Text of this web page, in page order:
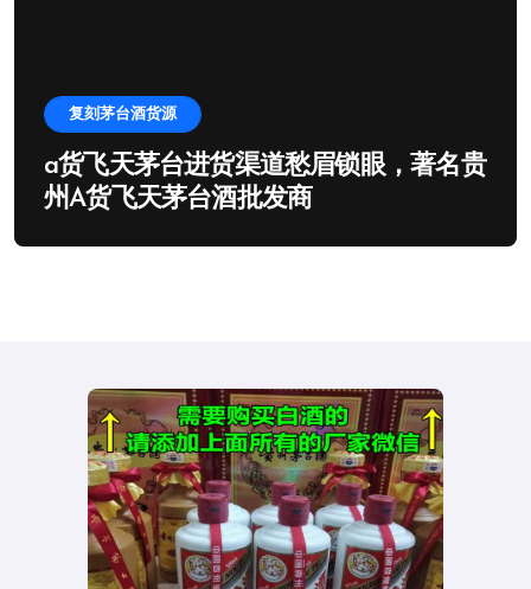
复刻茅台酒货源
a货飞天茅台进货渠道愁眉锁眼，著名贵
州A货飞天茅台酒批发商